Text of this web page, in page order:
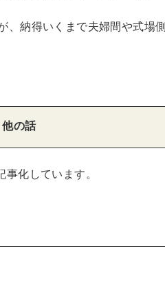
、納得いくまで夫婦間や式場
他の話
化しています。